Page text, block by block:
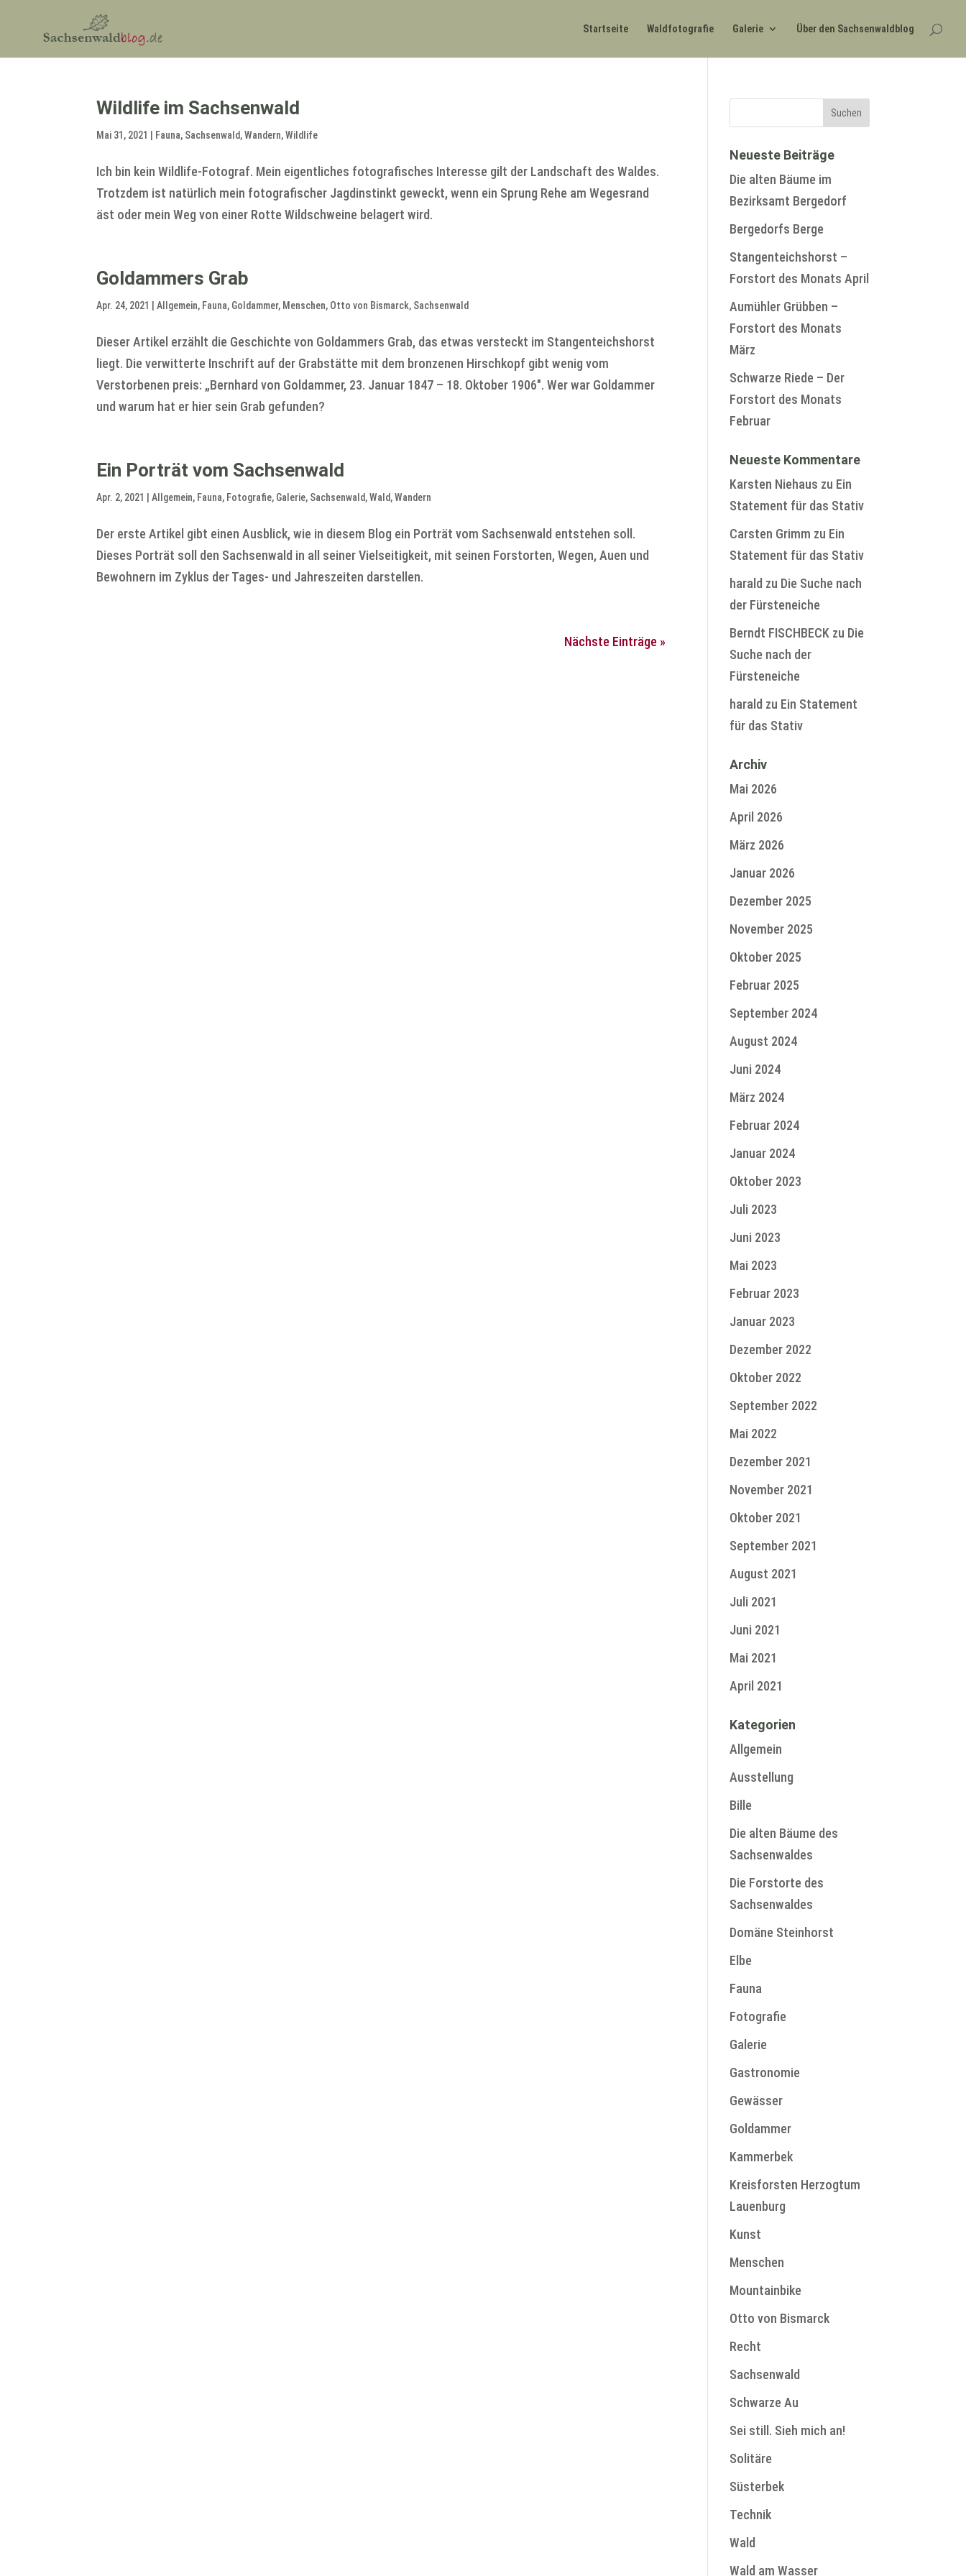
Startseite Waldfotografie Galerie Über den Sachsenwaldblog
Wildlife im Sachsenwald
Mai 31, 2021 Fauna, Sachsenwald,Wandern,Wildlife
Ich bin kein Wildlife-Fotograf. Mein eigentliches fotografisches Interesse gilt der Landschaft des Waldes.
Trotzdem ist natürlich mein fotografischer Jagdinstinkt geweckt, wenn ein Sprung Rehe am Wegesrand
äst oder mein Weg von einer Rotte Wildschweine belagert wird.
Goldammers Grab
Apr. 24, 2021 |Allgemein, Fauna, Goldammer, Menschen, Otto von Bismarck, Sachsenwald
Dieser Artikel erzählt die Geschichte von Goldammers Grab, das etwas versteckt im Stangenteichshorst
liegt. Die verwitterte Inschrift auf der Grabstätte mit dem bronzenen Hirschkopf gibt wenig vom
Verstorbenen preis: „Bernhard von Goldammer, 23. Januar 1847 – 18. Oktober 1906″. Wer war Goldammer
und warum hat er hier sein Grab gefunden?
Ein Porträt vom Sachsenwald
Apr. 2, 2021 |Allgemein, Fauna, Fotografie, Galerie, Sachsenwald,Wald,Wandern
Der erste Artikel gibt einen Ausblick, wie in diesem Blog ein Porträt vom Sachsenwald entstehen soll.
Dieses Porträt soll den Sachsenwald in all seiner Vielseitigkeit, mit seinen Forstorten, Wegen, Auen und
Bewohnern im Zyklus der Tages- und Jahreszeiten darstellen.
Nächste Einträge »
Neueste Beiträge
Die alten Bäume im
Bezirksamt Bergedorf
Bergedorfs Berge
Stangenteichshorst –
Forstort des Monats April
Aumühler Grübben –
Forstort des Monats
März
Schwarze Riede – Der
Forstort des Monats
Februar
Neueste Kommentare
Karsten Niehaus zu Ein
Statement für das Stativ
Carsten Grimm zu Ein
Statement für das Stativ
harald zu Die Suche nach
der Fürsteneiche
Berndt FISCHBECK zu Die
Suche nach der
Fürsteneiche
harald zu Ein Statement
für das Stativ
Archiv
Mai 2026
April 2026
März 2026
Januar 2026
Dezember 2025
November 2025
Oktober 2025
Februar 2025
September 2024
August 2024
Juni 2024
März 2024
Februar 2024
Januar 2024
Oktober 2023
Juli 2023
Juni 2023
Mai 2023
Februar 2023
Januar 2023
Dezember 2022
Oktober 2022
September 2022
Mai 2022
Dezember 2021
November 2021
Oktober 2021
September 2021
August 2021
Juli 2021
Juni 2021
Mai 2021
April 2021
Kategorien
Allgemein
Ausstellung
Bille
Die alten Bäume des
Sachsenwaldes
Die Forstorte des
Sachsenwaldes
Domäne Steinhorst
Elbe
Fauna
Fotografie
Galerie
Gastronomie
Gewässer
Goldammer
Kammerbek
Kreisforsten Herzogtum
Lauenburg
Kunst
Menschen
Mountainbike
Otto von Bismarck
Recht
Sachsenwald
Schwarze Au
Sei still. Sieh mich an!
Solitäre
Süsterbek
Technik
Wald
Wald am Wasser